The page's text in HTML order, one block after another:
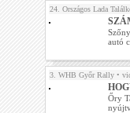
24. Országos Lada
autó
3. WHB Győr Rally •
Őry